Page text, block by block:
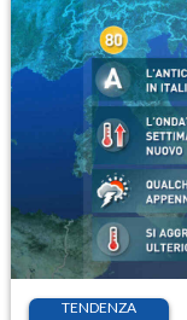
TENDENZA